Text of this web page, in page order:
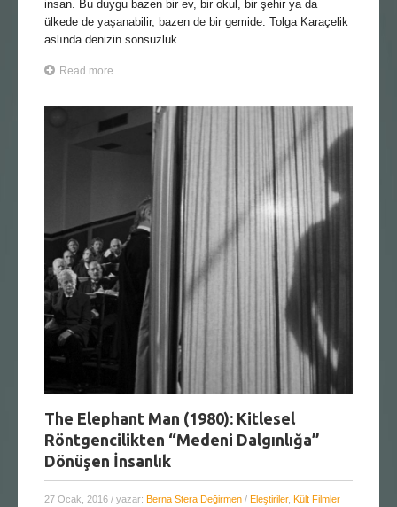
insan. Bu duygu bazen bir ev, bir okul, bir şehir ya da
ülkede de yaşanabilir, bazen de bir gemide. Tolga Karaçelik
aslında denizin sonsuzluk ...
Read more
The Elephant Man (1980): Kitlesel
Röntgencilikten “Medeni Dalgınlığa”
Dönüşen İnsanlık
27 Ocak, 2016 / yazar: Berna Stera Değirmen / Eleştiriler, Kült Filmler